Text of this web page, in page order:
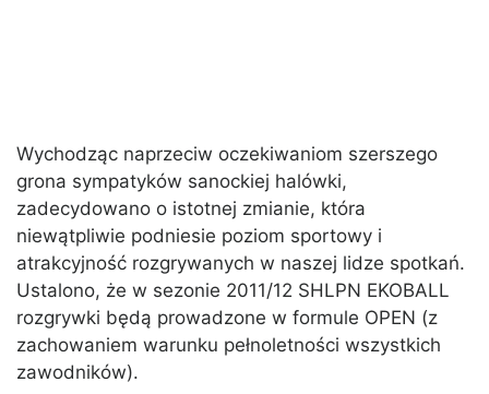
Wychodząc naprzeciw oczekiwaniom szerszego
grona sympatyków sanockiej halówki,
zadecydowano o istotnej zmianie, która
niewątpliwie podniesie poziom sportowy i
atrakcyjność rozgrywanych w naszej lidze spotkań.
Ustalono, że w sezonie 2011/12 SHLPN EKOBALL
rozgrywki będą prowadzone w formule OPEN (z
zachowaniem warunku pełnoletności wszystkich
zawodników).